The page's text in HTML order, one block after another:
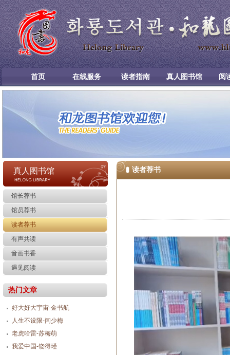
首页 在线服务 读者指南 真人图书馆 阅
真人图书馆
馆长荐书
馆员荐书
读者荐书
有声共读
音画书香
遇见阅读
热门文章
好大好大宇宙-金书航
人生不设限-闫少梅
老虎哈雷-苏梅萌
我爱中国-饶得瑾
读者荐书